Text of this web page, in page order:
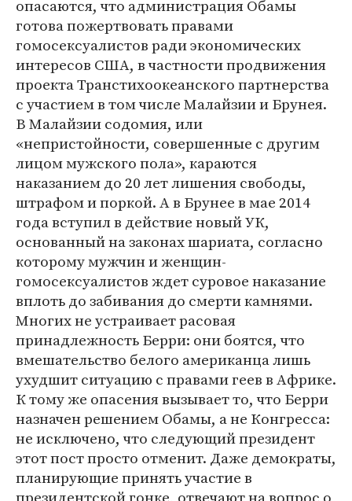
опасаются, что администрация Обамы
готова пожертвовать правами
гомосексуалистов ради экономических
интересов США, в частности продвижения
проекта Транстихоокеанского партнерства
с участием в том числе Малайзии и Брунея.
В Малайзии содомия, или
«непристойности, совершенные с другим
лицом мужского пола», караются
наказанием до 20 лет лишения свободы,
штрафом и поркой. А в Брунее в мае 2014
года вступил в действие новый УК,
основанный на законах шариата, согласно
которому мужчин и женщин-
гомосексуалистов ждет суровое наказание
вплоть до забивания до смерти камнями.
Многих не устраивает расовая
принадлежность Берри: они боятся, что
вмешательство белого американца лишь
ухудшит ситуацию с правами геев в Африке.
К тому же опасения вызывает то, что Берри
назначен решением Обамы, а не Конгресса:
не исключено, что следующий президент
этот пост просто отменит. Даже демократы,
планирующие принять участие в